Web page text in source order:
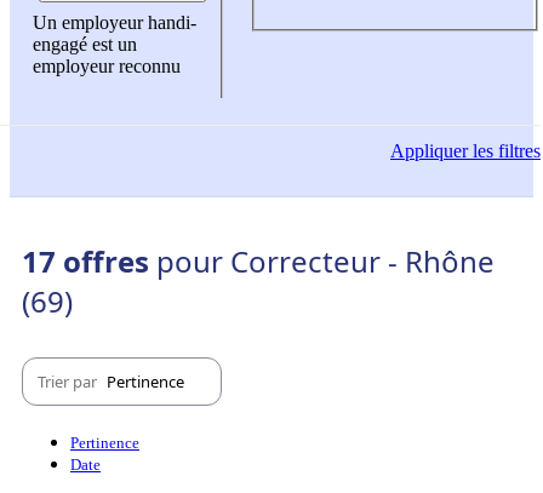
Un employeur handi-
engagé est un
employeur reconnu
Appliquerles filtres
17 offres pour Correcteur - Rhône
(69)
Trier par Pertinence
Pertinence
Date